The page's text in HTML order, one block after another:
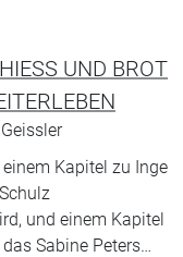
die Kunst des
UND BROT U
Kapitel zu Inge
und einem Kapitel
Sabine Peters